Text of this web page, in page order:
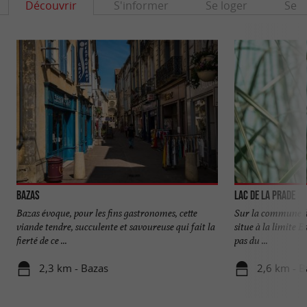
Découvrir S'informer Se loger Se
Bazas
Bazas évoque, pour les fins gastronomes, cette
viande tendre, succulente et savoureuse qui fait la
fierté de ce ...
2,3 km - Bazas
Lac de la Prade
Sur la commune
situe à la limite
pas du ...
2,6 km -